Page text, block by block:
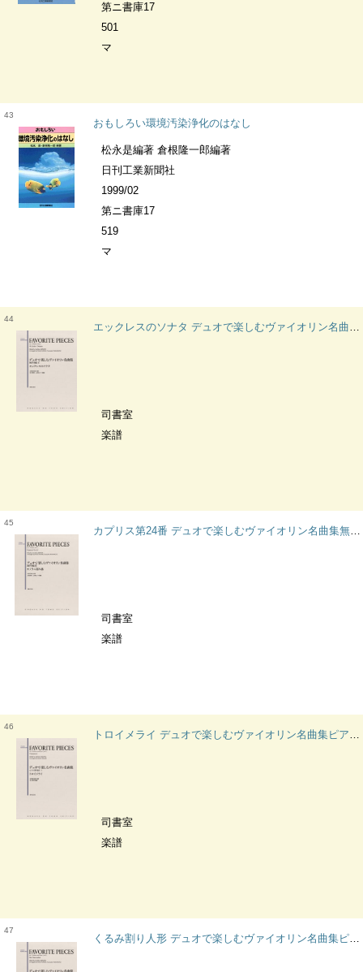
第ニ書庫17
501
マ
43
おもしろい環境汚染浄化のはなし
松永是編著 倉根隆一郎編著
日刊工業新聞社
1999/02
第ニ書庫17
519
マ
44
エックレスのソナタ デュオで楽しむヴァイオリン名曲集無伴奏編
司書室
楽譜
45
カプリス第24番 デュオで楽しむヴァイオリン名曲集無伴奏編
司書室
楽譜
46
トロイメライ デュオで楽しむヴァイオリン名曲集ピアノ伴奏付
司書室
楽譜
47
くるみ割り人形 デュオで楽しむヴァイオリン名曲集ピアノ伴奏付